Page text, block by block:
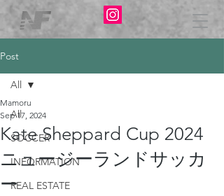
Post
All
SOCCER
INFORMATION
REAL ESTATE
All
Kate Sheppard Cup 2024
ニュージーランドサッカ
ー
Mamoru
Sep 17, 2024